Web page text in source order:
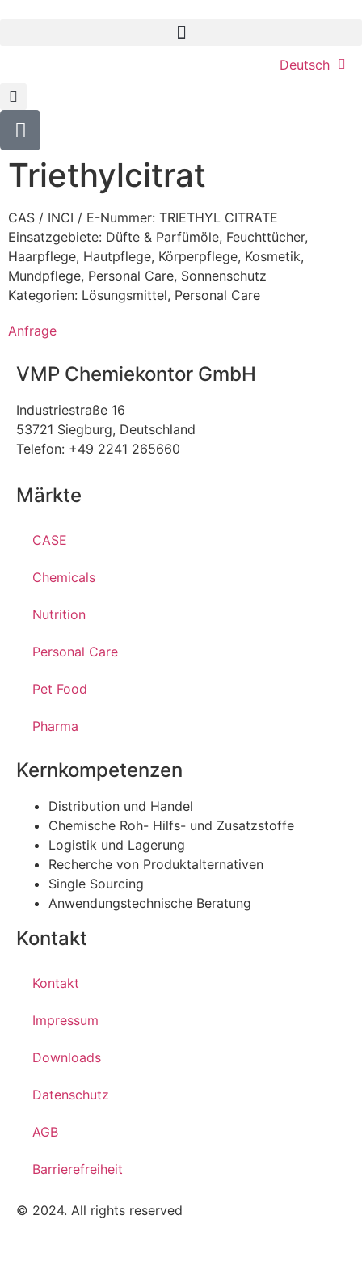
Deutsch
Triethylcitrat
CAS / INCI / E-Nummer: TRIETHYL CITRATE
Einsatzgebiete: Düfte & Parfümöle, Feuchttücher,
Haarpflege, Hautpflege, Körperpflege, Kosmetik,
Mundpflege, Personal Care, Sonnenschutz
Kategorien: Lösungsmittel, Personal Care
Anfrage
VMP Chemiekontor GmbH
Industriestraße 16
53721 Siegburg, Deutschland
Telefon: +49 2241 265660
Märkte
CASE
Chemicals
Nutrition
Personal Care
Pet Food
Pharma
Kernkompetenzen
Distribution und Handel
Chemische Roh- Hilfs- und Zusatzstoffe
Logistik und Lagerung
Recherche von Produktalternativen
Single Sourcing
Anwendungstechnische Beratung
Kontakt
Kontakt
Impressum
Downloads
Datenschutz
AGB
Barrierefreiheit
© 2024. All rights reserved